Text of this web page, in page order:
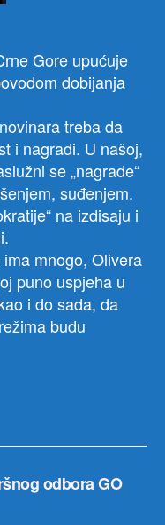
Gore upućuje
dobijanja
treba da
i nagradi. U našoj,
se „nagrade“
suđenjem.
na izdisaju i
mnogo, Olivera
puno uspjeha u
i do sada, da
budu
odbora GO